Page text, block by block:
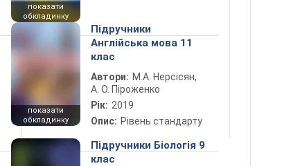
показати
обкладинку
показати
обкладинку
Підручники
Англійська мова 11
клас
Автори: М.А. Нерсісян,
А. О. Піроженко
Рік: 2019
Опис: Рівень стандарту
Підручники Біологія 9
клас